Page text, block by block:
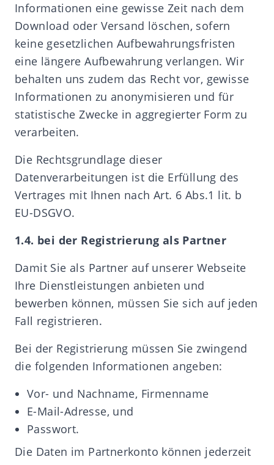
Informationen eine gewisse Zeit nach dem
Download oder Versand löschen, sofern
keine gesetzlichen Aufbewahrungsfristen
eine längere Aufbewahrung verlangen. Wir
behalten uns zudem das Recht vor, gewisse
Informationen zu anonymisieren und für
statistische Zwecke in aggregierter Form zu
verarbeiten.
Die Rechtsgrundlage dieser
Datenverarbeitungen ist die Erfüllung des
Vertrages mit Ihnen nach Art. 6 Abs.1 lit. b
EU-DSGVO.
1.4. bei der Registrierung als Partner
Damit Sie als Partner auf unserer Webseite
Ihre Dienstleistungen anbieten und
bewerben können, müssen Sie sich auf jeden
Fall registrieren.
Bei der Registrierung müssen Sie zwingend
die folgenden Informationen angeben:
Vor- und Nachname, Firmenname
E-Mail-Adresse, und
Passwort.
Die Daten im Partnerkonto können jederzeit